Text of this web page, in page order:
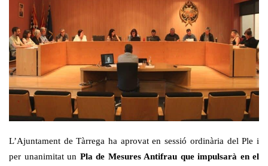
L’Ajuntament de Tàrrega ha aprovat en sessió ordinària del Ple i
per unanimitat un Pla de Mesures Antifrau que impulsarà en el